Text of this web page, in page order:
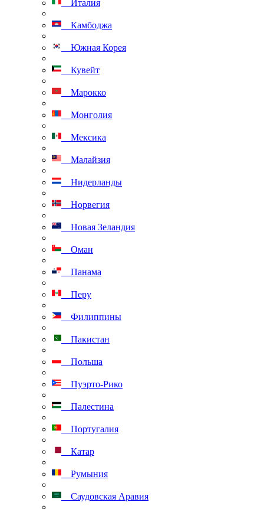
Италия
Камбоджа
Южная Корея
Кувейт
Марокко
Монголия
Мексика
Малайзия
Нидерланды
Норвегия
Новая Зеландия
Оман
Панама
Перу
Филиппины
Пакистан
Польша
Пуэрто-Рико
Палестина
Португалия
Катар
Румыния
Саудовская Аравия